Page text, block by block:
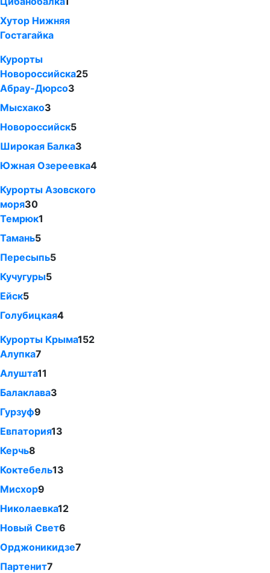
Хутор Нижняя
Гостагайка
Курорты
Новороссийска25
Абрау-Дюрсо3
Мысхако3
Новороссийск5
Широкая Балка3
Южная Озереевка4
Курорты Азовского
моря30
Темрюк1
Тамань5
Пересыпь5
Кучугуры5
Ейск5
Голубицкая4
Курорты Крыма152
Алупка7
Алушта11
Балаклава3
Гурзуф9
Евпатория13
Керчь8
Коктебель13
Мисхор9
Николаевка12
Новый Свет6
Орджоникидзе7
Партенит7